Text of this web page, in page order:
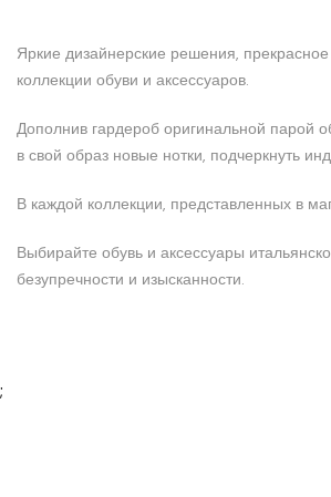
Яркие дизайнерские решения,
коллекции обуви и аксессуаров.
Дополнив гардероб оригинальной парой
в свой образ новые нотки, подчеркнуть
В каждой коллекции, представленных в
Выбирайте обувь и аксессуары
безупречности и изысканности.
;